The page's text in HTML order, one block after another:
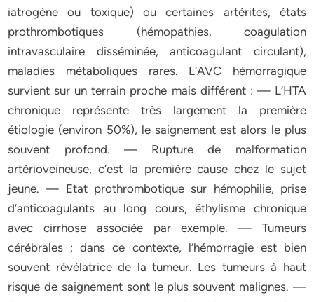
iatrogène ou toxique) ou certaines artérites, états
prothrombotiques (hémopathies, coagulation
intravasculaire disséminée, anticoagulant circulant),
maladies métaboliques rares. L’AVC hémorragique
survient sur un terrain proche mais différent : — L’HTA
chronique représente très largement la première
étiologie (environ 50%), le saignement est alors le plus
souvent profond. — Rupture de malformation
artérioveineuse, c’est la première cause chez le sujet
jeune. — Etat prothrombotique sur hémophilie, prise
d’anticoagulants au long cours, éthylisme chronique
avec cirrhose associée par exemple. — Tumeurs
cérébrales ; dans ce contexte, l’hémorragie est bien
souvent révélatrice de la tumeur. Les tumeurs à haut
risque de saignement sont le plus souvent malignes. —